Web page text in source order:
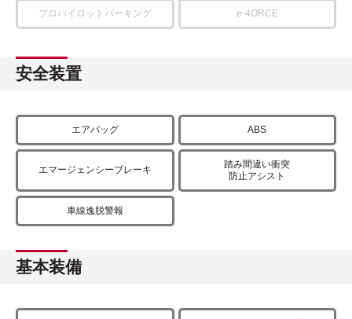
プロパイロットパーキング e-4ORCE
安全装置
エアバッグ ABS
エマージェンシーブレーキ
踏み間違い衝突
防止アシスト
車線逸脱警報
基本装備